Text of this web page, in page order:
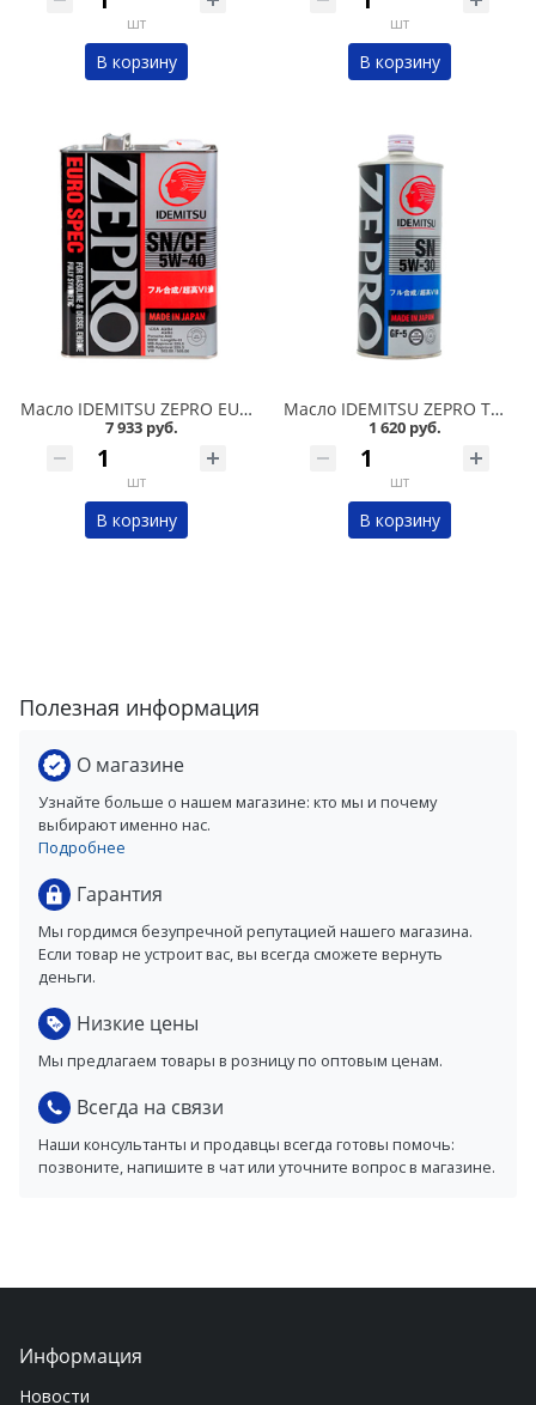
шт
В корзину
шт
В корзину
Масло IDEMITSU ZEPRO EURO SPEC 5w40 SN/CF 4л синтетика в Омске
7 933 руб.
шт
В корзину
Масло IDEMITSU ZEPRO TOURING 5w30 SN/GF-5 1л синтетика в Омске
1 620 руб.
шт
В корзину
Полезная информация
О магазине
Узнайте больше о нашем магазине: кто мы и почему
выбирают именно нас.
Подробнее
Гарантия
Мы гордимся безупречной репутацией нашего магазина.
Если товар не устроит вас, вы всегда сможете вернуть
деньги.
Низкие цены
Мы предлагаем товары в розницу по оптовым ценам.
Всегда на связи
Наши консультанты и продавцы всегда готовы помочь:
позвоните, напишите в чат или уточните вопрос в магазине.
Информация
Новости